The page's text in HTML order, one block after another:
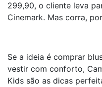
299,90, o cliente leva
Cinemark. Mas corra,
Se a ideia é comprar
vestir com conforto,
Kids são as dicas